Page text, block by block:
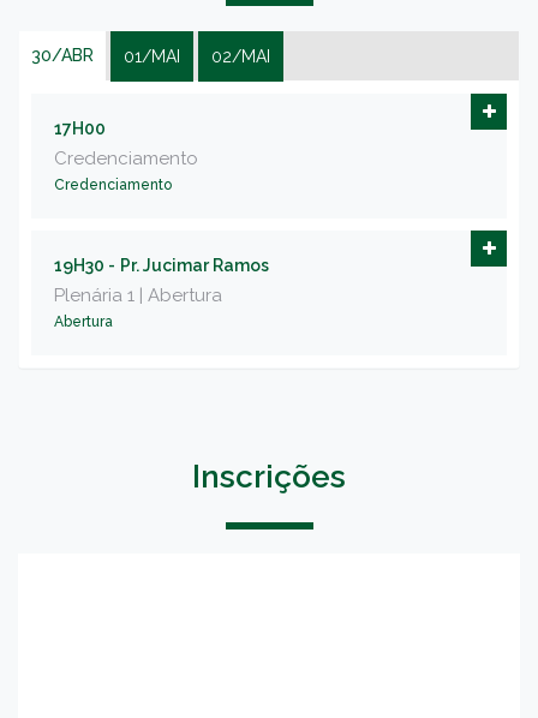
30/ABR 01/MAI 02/MAI
17H00
Credenciamento
Credenciamento
19H30 - Pr. Jucimar Ramos
Plenária 1 | Abertura
Abertura
Inscrições